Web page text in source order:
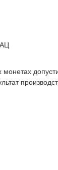
АЦ
монетах